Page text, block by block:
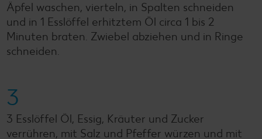
Äpfel waschen, vierteln, in Spalten schneiden
und in 1 Esslöffel erhitztem Öl circa 1 bis 2
Minuten braten. Zwiebel abziehen und in Ringe
schneiden.
3
3 Esslöffel Öl, Essig, Kräuter und Zucker
verrühren, mit Salz und Pfeffer würzen und mit